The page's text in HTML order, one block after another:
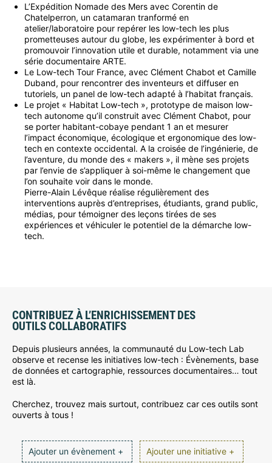
L’Expédition Nomade des Mers avec Corentin de
Chatelperron, un catamaran tranformé en
atelier/laboratoire pour repérer les low-tech les plus
prometteuses autour du globe, les expérimenter à bord et
promouvoir l’innovation utile et durable, notamment via une
série documentaire ARTE.
Le Low-tech Tour France, avec Clément Chabot et Camille
Duband, pour rencontrer des inventeurs et diffuser en
tutoriels, un panel de low-tech adapté à l’habitat français.
Le projet « Habitat Low-tech », prototype de maison low-
tech autonome qu’il construit avec Clément Chabot, pour
se porter habitant-cobaye pendant 1 an et mesurer
l’impact économique, écologique et ergonomique des low-
tech en contexte occidental. A la croisée de l’ingénierie, de
l’aventure, du monde des « makers », il mène ses projets
par l’envie de s’appliquer à soi-même le changement que
l’on souhaite voir dans le monde.
Pierre-Alain Lévêque réalise régulièrement des
interventions auprès d’entreprises, étudiants, grand public,
médias, pour témoigner des leçons tirées de ses
expériences et véhiculer le potentiel de la démarche low-
tech.
CONTRIBUEZ À L’ENRICHISSEMENT DES
OUTILS COLLABORATIFS
Depuis plusieurs années, la communauté du Low-tech Lab
observe et recense les initiatives low-tech : Évènements, base
de données et cartographie, ressources documentaires… tout
est là.
Cherchez, trouvez mais surtout, contribuez car ces outils sont
ouverts à tous !
Ajouter un évènement + Ajouter une initiative +